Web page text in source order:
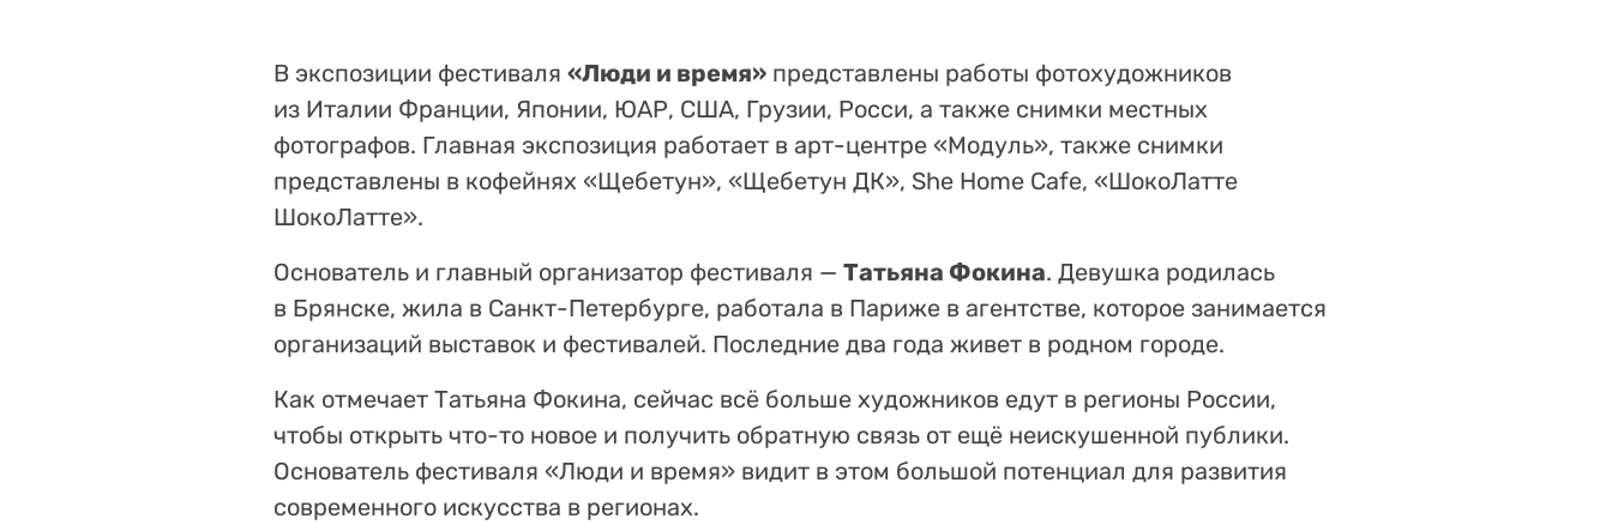
В экспозиции фестиваля «Люди и время» представлены работы фотохудожников
из Италии Франции, Японии, ЮАР, США, Грузии, Росси, а также снимки местных
фотографов. Главная экспозиция работает в арт-центре «Модуль», также снимки
представлены в кофейнях «Щебетун», «Щебетун ДК», She Home Cafe, «ШокоЛатте
ШокоЛатте».
Основатель и главный организатор фестиваля — Татьяна Фокина. Девушка родилась
в Брянске, жила в Санкт-Петербурге, работала в Париже в агентстве, которое занимается
организаций выставок и фестивалей. Последние два года живет в родном городе.
Как отмечает Татьяна Фокина, сейчас всё больше художников едут в регионы России,
чтобы открыть что-то новое и получить обратную связь от ещё неискушенной публики.
Основатель фестиваля «Люди и время» видит в этом большой потенциал для развития
современного искусства в регионах.